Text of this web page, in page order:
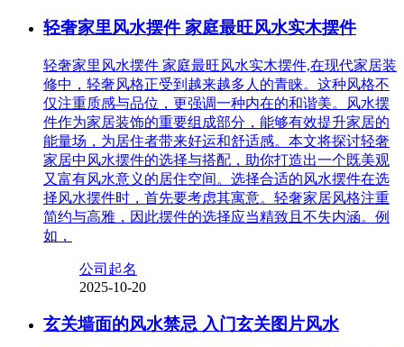
轻奢家里风水摆件 家庭最旺风水实木摆件
轻奢家里风水摆件 家庭最旺风水实木摆件,在现代家居装
修中，轻奢风格正受到越来越多人的青睐。这种风格不
仅注重质感与品位，更强调一种内在的和谐美。风水摆
件作为家居装饰的重要组成部分，能够有效提升家居的
能量场，为居住者带来好运和舒适感。本文将探讨轻奢
家居中风水摆件的选择与搭配，助你打造出一个既美观
又富有风水意义的居住空间。选择合适的风水摆件在选
择风水摆件时，首先要考虑其寓意。轻奢家居风格注重
简约与高雅，因此摆件的选择应当精致且不失内涵。例
如，
公司起名
2025-10-20
玄关墙面的风水禁忌 入门玄关图片风水